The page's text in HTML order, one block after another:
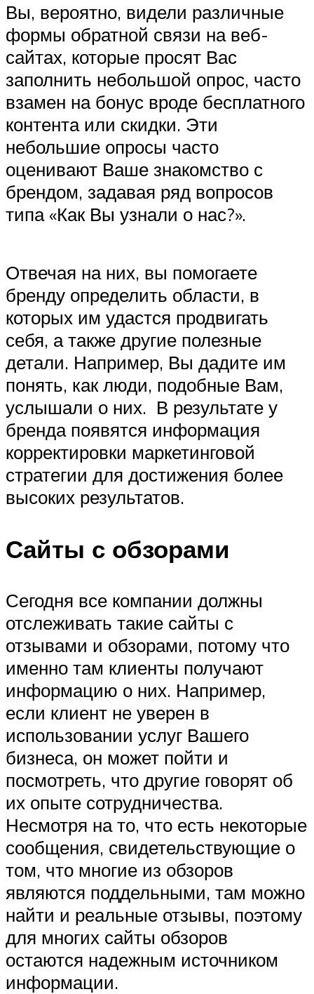
Вы, вероятно, видели различные
формы обратной связи на веб-
сайтах, которые просят Вас
заполнить небольшой опрос, часто
взамен на бонус вроде бесплатного
контента или скидки. Эти
небольшие опросы часто
оценивают Ваше знакомство с
брендом, задавая ряд вопросов
типа «Как Вы узнали о нас?».
Отвечая на них, вы помогаете
бренду определить области, в
которых им удастся продвигать
себя, а также другие полезные
детали. Например, Вы дадите им
понять, как люди, подобные Вам,
услышали о них. В результате у
бренда появятся информация
корректировки маркетинговой
стратегии для достижения более
высоких результатов.
Сайты с обзорами
Сегодня все компании должны
отслеживать такие сайты с
отзывами и обзорами, потому что
именно там клиенты получают
информацию о них. Например,
если клиент не уверен в
использовании услуг Вашего
бизнеса, он может пойти и
посмотреть, что другие говорят об
их опыте сотрудничества.
Несмотря на то, что есть некоторые
сообщения, свидетельствующие о
том, что многие из обзоров
являются поддельными, там можно
найти и реальные отзывы, поэтому
для многих сайты обзоров
остаются надежным источником
информации.